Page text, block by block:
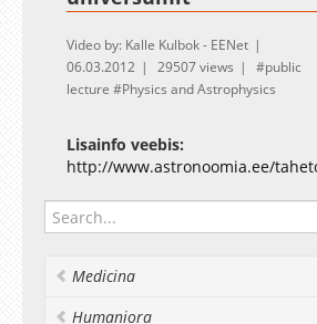
Video by: Kalle Kulbok - EENet
06.03.2012
29507 views
public
lecture
Physics and Astrophysics
Lisainfo veebis:
http://www.astronoomia.ee/
Medicina
Humaniora